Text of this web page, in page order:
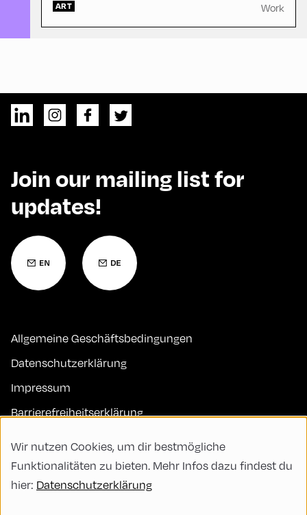
ART Work
Join our mailing list for
updates!
Allgemeine Geschäftsbedingungen
Datenschutzerklärung
Impressum
Barrierefreiheitserklärung
FAQs
Code of Conduct
Wir nutzen Cookies, um dir bestmögliche
Funktionalitäten zu bieten. Mehr Infos dazu findest du
hier: Datenschutzerklärung